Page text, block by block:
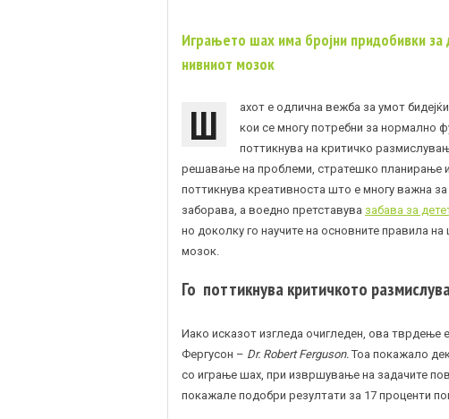
Играњето шах има бројни придобивки
нивниот мозок
Ш
ахот е одлична вежба за умот
кои се многу потребни за нормално
поттикнува на критичко
решавање на проблеми, стратешко планирање
поттикнува креативноста што е многу важна
заборава, а воедно претставува забава за
но доколку го научите на основните правила
мозок.
Го поттикнува критичкото
Иако исказот изгледа очигледен, ова тврдење
Фергусон – Dr. Robert Ferguson.Тоа покажало
со играње шах, при извршување на задачите
покажале подобри резултати за 17 проценти